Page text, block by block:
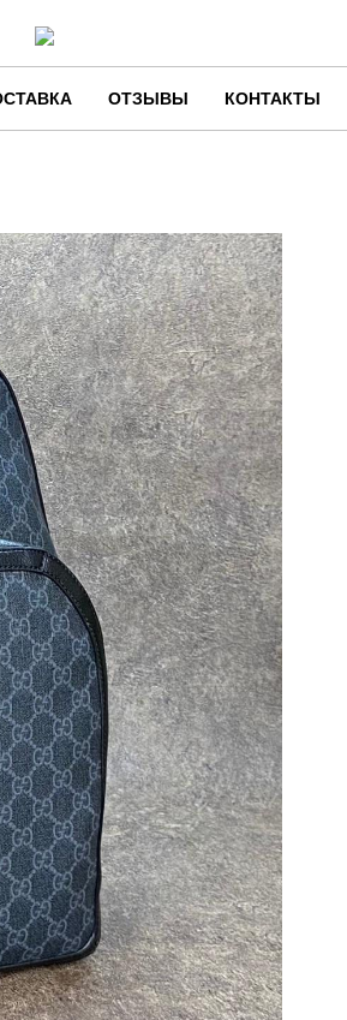
ОТЗЫВЫ КОНТАКТЫ